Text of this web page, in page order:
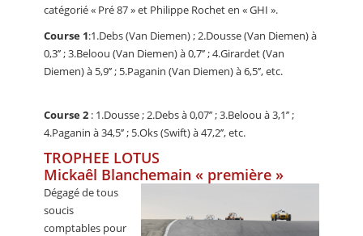
catégorié « Pré 87 » et Philippe Rochet en « GHI ».
Course 1:1.Debs (Van Diemen) ; 2.Dousse (Van Diemen) à
0,3’’ ; 3.Beloou (Van Diemen) à 0,7’’ ; 4.Girardet (Van
Diemen) à 5,9’’ ; 5.Paganin (Van Diemen) à 6,5’’, etc.
Course 2 : 1.Dousse ; 2.Debs à 0,07’’ ; 3.Beloou à 3,1’’ ;
4.Paganin à 34,5’’ ; 5.Oks (Swift) à 47,2’’, etc.
TROPHEE LOTUS
Mickaêl Blanchemain « première »
Dégagé de tous
soucis
comptables pour